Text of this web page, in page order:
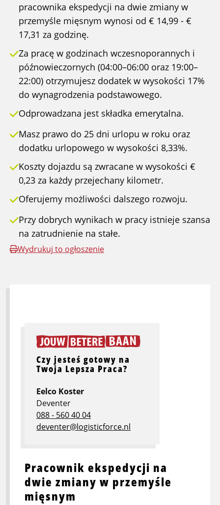
pracownika ekspedycji na dwie zmiany w
przemyśle mięsnym wynosi od € 14,99 - €
17,31 za godzinę.
Za pracę w godzinach wczesnoporannych i
późnowieczornych (04:00–06:00 oraz 19:00–
22:00) otrzymujesz dodatek w wysokości 17%
do wynagrodzenia podstawowego.
Odprowadzana jest składka emerytalna.
Masz prawo do 25 dni urlopu w roku oraz
dodatku urlopowego w wysokości 8,33%.
Koszty dojazdu są zwracane w wysokości €
0,23 za każdy przejechany kilometr.
Oferujemy możliwości dalszego rozwoju.
Przy dobrych wynikach w pracy istnieje szansa
na zatrudnienie na stałe.
Wydrukuj to ogłoszenie
Pracownik ekspedycji na
dwie zmiany w przemyśle
mięsnym
Czy jesteś gotowy na
Twoja Lepsza Praca?
Eelco Koster
Deventer
088 - 560 40 04
deventer@logisticforce.nl